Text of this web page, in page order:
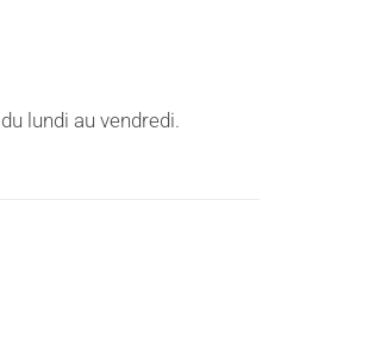
du lundi au vendredi.